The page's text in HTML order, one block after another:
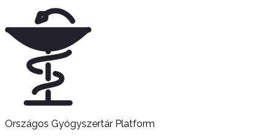
Országos Gyógyszertár Platform